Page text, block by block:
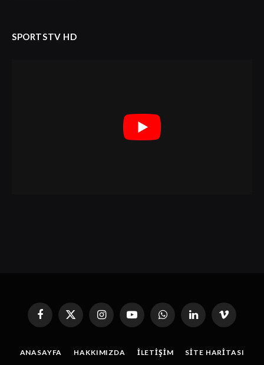
SPORTSTV HD
Facebook
X
(Twitter)
InstagramYouTubeWhatsAppLinkedin'de
Paylaş
Vimeo
ANASAYFA HAKKIMIZDA İLETIŞIM SITE HARITASI